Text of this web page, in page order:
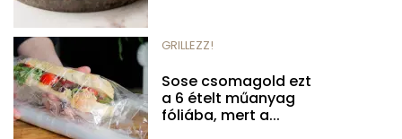
GRILLEZZ!
Sose csomagold ezt
a 6 ételt műanyag
fóliába, mert a...